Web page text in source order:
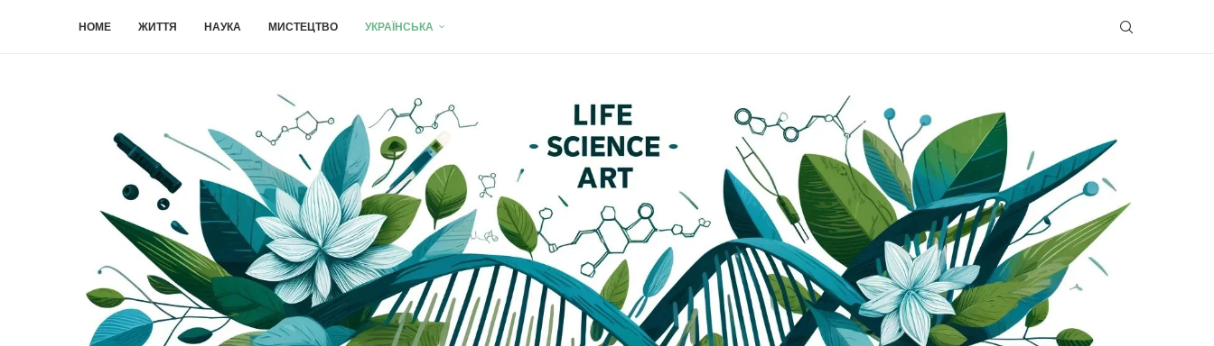
HOME ЖИТТЯ НАУКА МИСТЕЦТВО УКРАЇНСЬКА